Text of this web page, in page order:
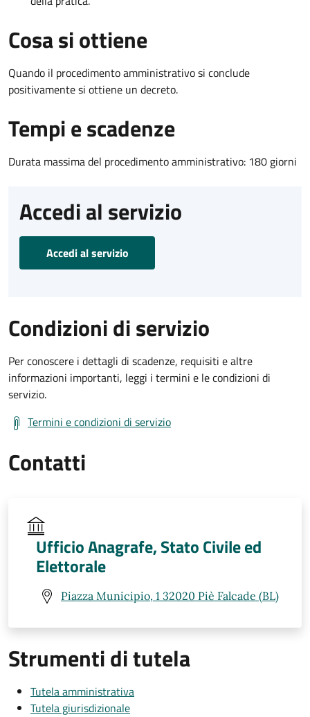
Cosa si ottiene
Quando il procedimento amministrativo si conclude
positivamente si ottiene un decreto.
Tempi e scadenze
Durata massima del procedimento amministrativo: 180 giorni
Accedi al servizio
Accedi al servizio
Condizioni di servizio
Per conoscere i dettagli di scadenze, requisiti e altre
informazioni importanti, leggi i termini e le condizioni di
servizio.
Termini e condizioni di servizio
Contatti
Ufficio Anagrafe, Stato Civile ed
Elettorale
Piazza Municipio, 1 32020 Piè Falcade (BL)
Strumenti di tutela
Tutela amministrativa
Tutela giurisdizionale